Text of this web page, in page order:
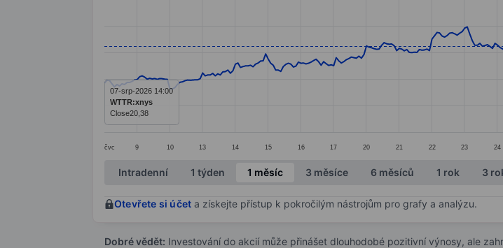
The chart has 1 X axis displaying categories.
The chart has 1 Y axis displaying values. Data ranges from 17.7 to 22.26.
čvc 9 10 13 14 15 16 17 20 21 22 23 24
07-srp-2026 14:00
WTTR:xnys
Close20,38
End of interactive chart.
Intradenní 1 týden 1 měsíc 3 měsíce 6 měsíců 1 rok 3
Otevřete si účet a získejte přístup k pokročilým nástrojům pro grafy a analýzu.
Dobré vědět: Investování do akcií může přinášet dlouhodobé pozitivní výnosy, ale